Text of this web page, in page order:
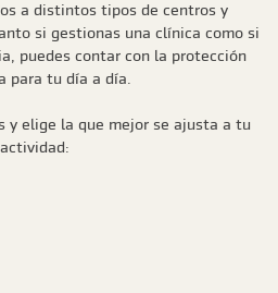
a distintos tipos de centros y
si gestionas una clínica como si
puedes contar con la protección
para tu día a día.
y elige la que mejor se ajusta a tu
actividad: